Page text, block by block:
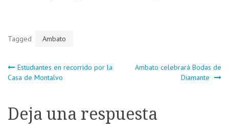
Tagged Ambato
Navegación
entradas
Estudiantes en recorrido por la
Casa de Montalvo
Ambato celebrará Bodas de
Diamante
Deja una respuesta